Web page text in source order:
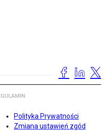
Polityka Prywatności
Zmiana ustawień zgód